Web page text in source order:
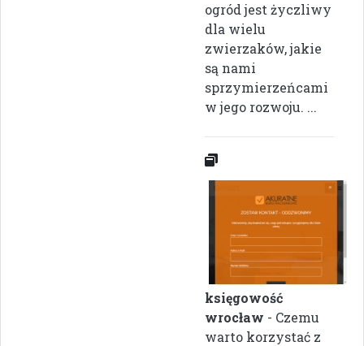
ogród jest życzliwy
dla wielu
zwierzaków, jakie
są nami
sprzymierzeńcami
w jego rozwoju. ...
księgowość
wrocław - Czemu
warto korzystać z